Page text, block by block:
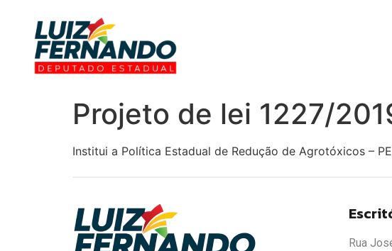
Projeto de lei 1227/
Institui a Política Estadual de Redução de Agrotóxicos –
Rua